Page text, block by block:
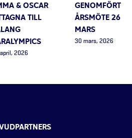
& OSCAR
TILL
2026
GENOMFÖRT
ÅRSMÖTE 26
MARS
30 mars, 2026